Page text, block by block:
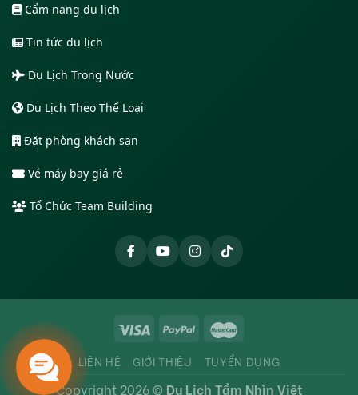
Cẩm nang du lịch
Tin tức du lịch
Du Lịch Trong Nước
Du Lịch Theo Thể Loại
Đặt phòng khách sạn
Vé máy bay giá rẻ
Tổ Chức Team Building
LIÊN HỆ GIỚI THIỆU TUYỂN DỤNG
Copyright 2026 © Du Lịch Tầm Nhìn Việt